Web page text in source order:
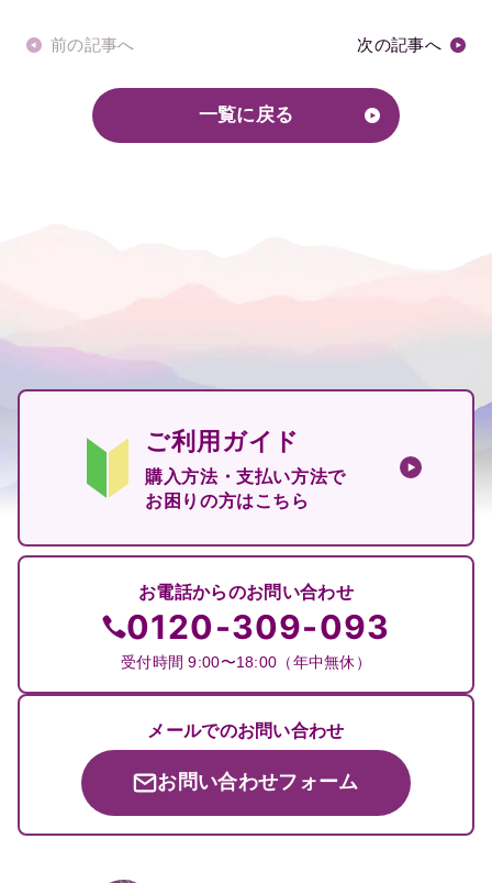
前の記事へ
一覧に戻る
次の記事へ
ご利用ガイド
購入方法・支払い方法で
お困りの方はこちら
お電話からのお問い合わせ
0120-309-093
受付時間 9:00〜18:00（年中無休）
メールでのお問い合わせ
お問い合わせフォーム